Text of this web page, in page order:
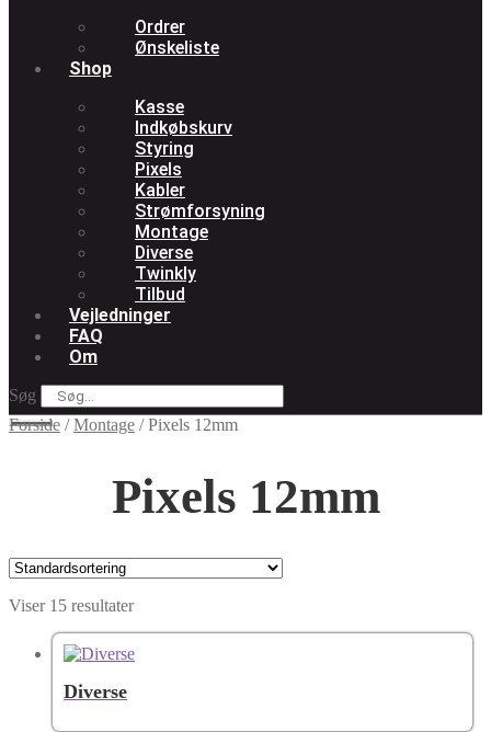
Ordrer
Ønskeliste
Shop
Kasse
Indkøbskurv
Styring
Pixels
Kabler
Strømforsyning
Montage
Diverse
Twinkly
Tilbud
Vejledninger
FAQ
Om
Søg
Forside /Montage /Pixels 12mm
Pixels 12mm
Viser 15 resultater
Diverse